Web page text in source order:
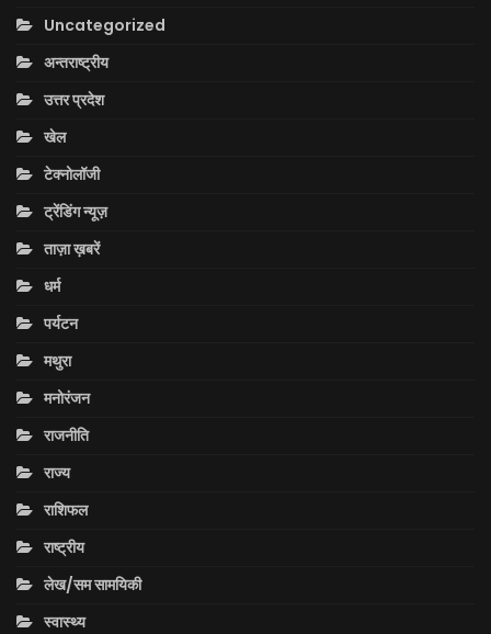
Uncategorized
अन्तराष्ट्रीय
उत्तर प्रदेश
खेल
टेक्नोलॉजी
ट्रेंडिंग न्यूज़
ताज़ा ख़बरें
धर्म
पर्यटन
मथुरा
मनोरंजन
राजनीति
राज्य
राशिफल
राष्ट्रीय
लेख/सम सामयिकी
स्वास्थ्य